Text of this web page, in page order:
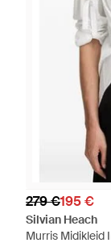
279 €195 €
Silvian Heach
Murris Midikleid